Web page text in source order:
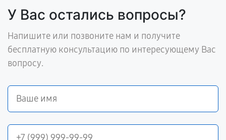
У Вас остались вопросы?
Напишите или позвоните нам и получите
бесплатную консультацию по интересующему Вас
вопросу.